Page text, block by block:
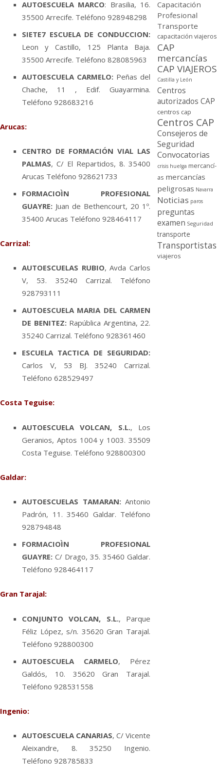
AUTOESCUELA MARCO: Brasilia, 16.
35500 Arrecife. Teléfono 928948298
SIETE7 ESCUELA DE CONDUCCION:
Leon y Castillo, 125 Planta Baja.
35500 Arrecife. Teléfono 828085963
AUTOESCUELA CARMELO: Peñas del
Chache, 11 , Edif. Guayarmina.
Teléfono 928683216
Arucas:
CENTRO DE FORMACIÓN VIAL LAS
PALMAS, C/ El Repartidos, 8. 35400
Arucas Teléfono 928621733
FORMACIOÌN PROFESIONAL
GUAYRE: Juan de Bethencourt, 20 1º.
35400 Arucas Teléfono 928464117
Carrizal:
AUTOESCUELAS RUBIO, Avda Carlos
V, 53. 35240 Carrizal. Teléfono
928793111
AUTOESCUELA MARIA DEL CARMEN
DE BENITEZ:Rapública Argentina, 22.
35240 Carrizal. Teléfono 928361460
ESCUELA TACTICA DE SEGURIDAD:
Carlos V, 53 BJ. 35240 Carrizal.
Teléfono 628529497
Costa Teguise:
AUTOESCUELA VOLCAN, S.L., Los
Geranios, Aptos 1004 y 1003. 35509
Costa Teguise. Teléfono 928800300
Galdar:
AUTOESCUELAS TAMARAN:Antonio
Padrón, 11. 35460 Galdar. Teléfono
928794848
FORMACIOÌN PROFESIONAL
GUAYRE: C/ Drago, 35. 35460 Galdar.
Teléfono 928464117
Gran Tarajal:
CONJUNTO VOLCAN, S.L., Parque
Féliz López, s/n. 35620 Gran Tarajal.
Teléfono 928800300
AUTOESCUELA CARMELO, Pérez
Galdós, 10. 35620 Gran Tarajal.
Teléfono 928531558
Ingenio:
AUTOESCUELA CANARIAS, C/ Vicente
Aleixandre, 8. 35250 Ingenio.
Teléfono 928785833
Capacitación
Profesional
Transporte
capacitación viajeros
CAP
mercancí­as
CAP VIAJEROS
Castilla y León
Centros
autorizados CAP
centros cap
Centros CAP
Consejeros de
Seguridad
Convocatorias
crisis huelga mercancí­
as mercancí­as
peligrosas Navarra
Noticias paros
preguntas
examen Seguridad
transporte
Transportistas
viajeros